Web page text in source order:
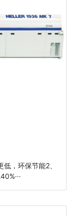
，环保节能2、